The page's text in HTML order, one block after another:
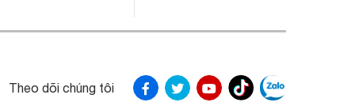
Theo dõi chúng tôi